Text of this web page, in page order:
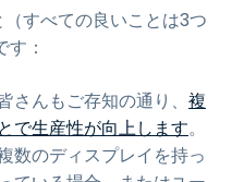
すべての良いことは3つ
：
さんもご存知の通り、 複
で生産性が向上します。
数のディスプレイを持っ